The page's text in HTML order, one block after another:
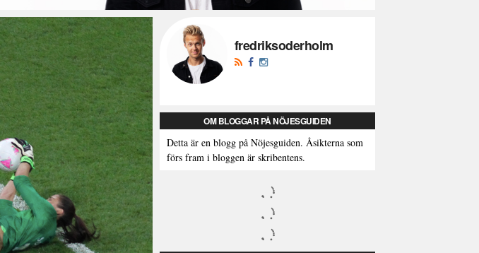
fredriksoderholm
OM BLOGGAR PÅ NÖJESGUIDEN
Detta är en blogg på Nöjesguiden. Åsikterna som
förs fram i bloggen är skribentens.